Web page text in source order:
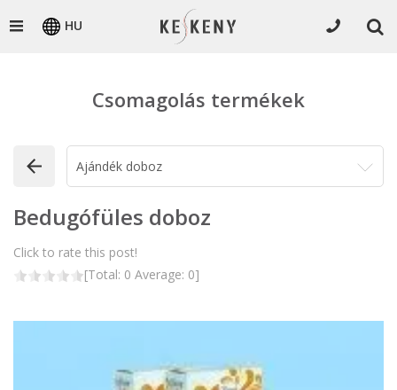
HU
Csomagolás termékek
Bedugófüles doboz
Click to rate this post!
[Total: 0 Average: 0]